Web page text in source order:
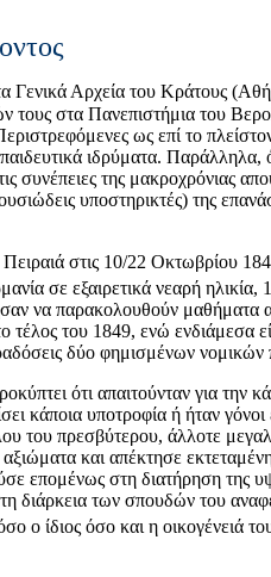
Γενικά Αρχεία του Κράτους
στα Πανεπιστήμια του
ως επί το
ιδρύματα.
της μακροχρόνιας
υποστηρικτές) της
στις 10/22 Οκτωβρίου
σε εξαιρετικά νεαρή ηλικία,
να παρακολουθούν
του 1849, ενώ ενδιάμεσα
δύο φημισμένων
ότι απαιτούνταν για
κάποια υποτροφία ή ήταν
του πρεσβύτερου, άλλοτε
και απέκτησε
στη διατήρηση της
διάρκεια των σπουδών του
ο ίδιος όσο και η